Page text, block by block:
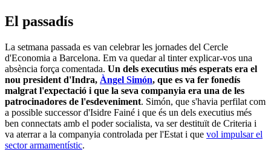
El passadís
La setmana passada es van celebrar les jornades del Cercle
d'Economia a Barcelona. Em va quedar al tinter explicar-vos una
absència força comentada. Un dels executius més esperats era el
nou president d'Indra, Àngel Simón, que es va fer fonedís
malgrat l'expectació i que la seva companyia era una de les
patrocinadores de l'esdeveniment. Simón, que s'havia perfilat com
a possible successor d'Isidre Fainé i que és un dels executius més
ben connectats amb el poder socialista, va ser destituït de Criteria i
va aterrar a la companyia controlada per l'Estat i que vol impulsar el
sector armamentístic.